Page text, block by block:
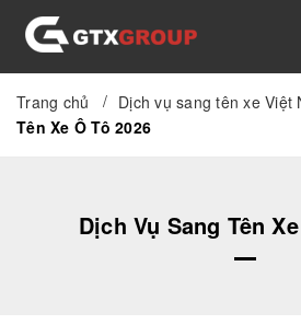
TRANG CHỦ GIỚI THIỆU
Trang chủ / Dịch vụ sang tên xe Việt
Tên Xe Ô Tô 2026
Dịch Vụ Sang Tên